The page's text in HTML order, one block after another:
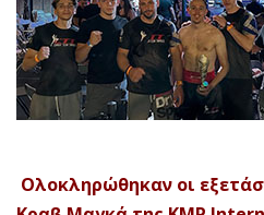
Ολοκληρώθηκαν οι